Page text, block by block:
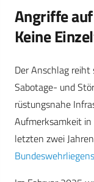
Angriffe
Keine
Der Anschlag
Sabotage- und
rüstungsnahe
Aufmerksamkeit
letzten zwei